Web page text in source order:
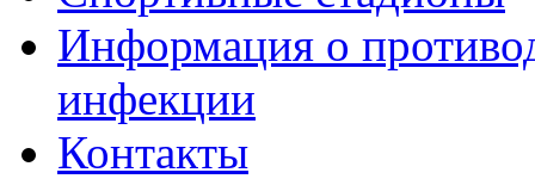
Информация о
инфекции
Контакты